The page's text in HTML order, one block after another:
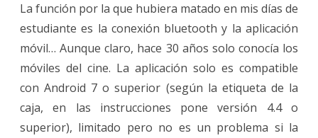
La función por la que hubiera matado en mis días de
estudiante es la conexión bluetooth y la aplicación
móvil… Aunque claro, hace 30 años solo conocía los
móviles del cine. La aplicación solo es compatible
con Android 7 o superior (según la etiqueta de la
caja, en las instrucciones pone versión 4.4 o
superior), limitado pero no es un problema si la